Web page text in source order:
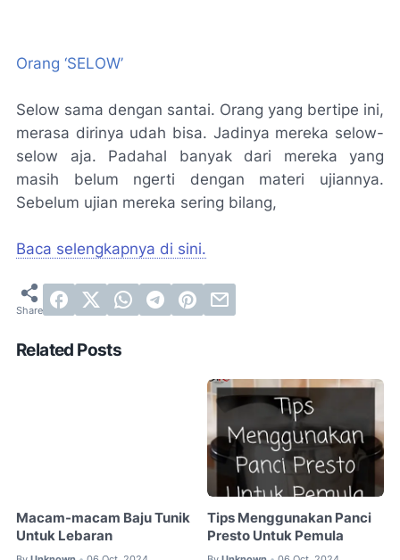
Orang ‘SELOW’
Selow sama dengan santai. Orang yang bertipe ini,
merasa dirinya udah bisa. Jadinya mereka selow-
selow aja. Padahal banyak dari mereka yang
masih belum ngerti dengan materi ujiannya.
Sebelum ujian mereka sering bilang,
Baca selengkapnya di sini.
Related Posts
Macam-macam Baju Tunik
Untuk Lebaran
Tips Menggunakan Panci
Presto Untuk Pemula